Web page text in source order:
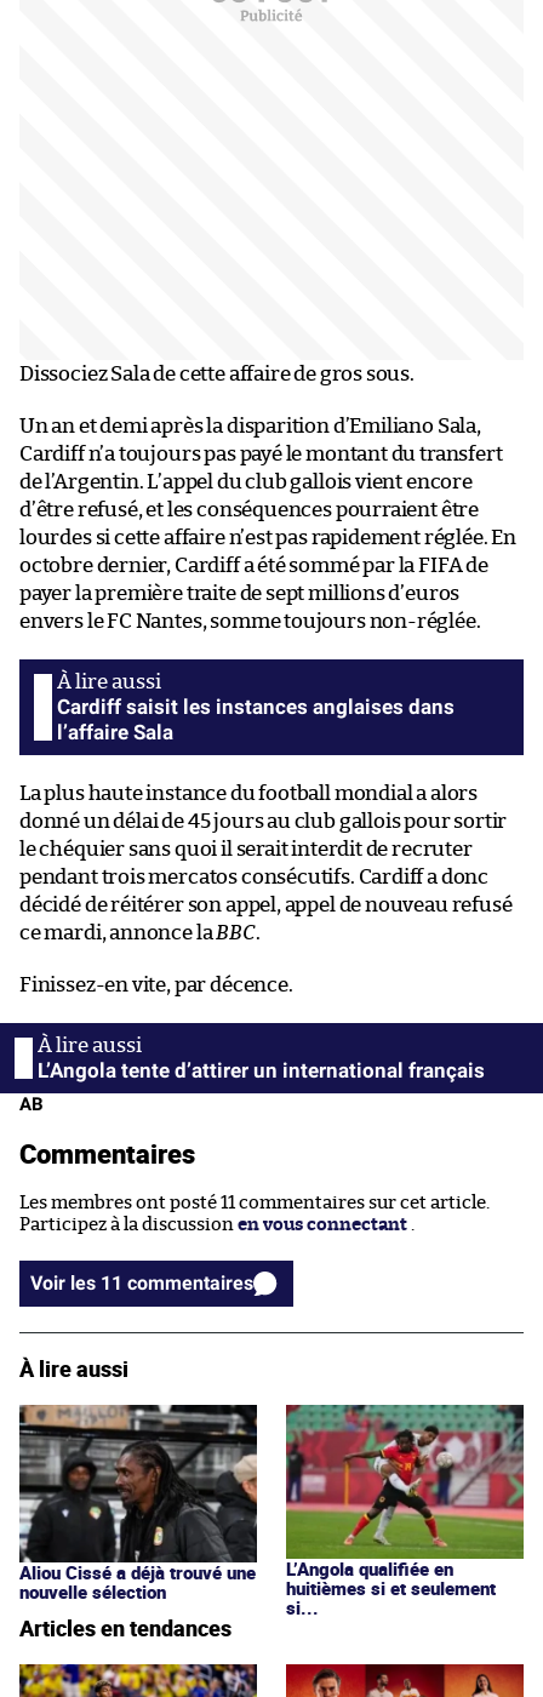
Dissociez Sala de cette affaire de gros sous.
Un an et demi après la disparition d’Emiliano Sala,
Cardiff n’a toujours pas payé le montant du transfert
de l’Argentin. L’appel du club gallois vient encore
d’être refusé, et les conséquences pourraient être
lourdes si cette affaire n’est pas rapidement réglée. En
octobre dernier, Cardiff a été sommé par la FIFA de
payer la première traite de sept millions d’euros
envers le FC Nantes, somme toujours non-réglée.
Cardiff saisit les instances anglaises dans
l’affaire Sala
La plus haute instance du football mondial a alors
donné un délai de 45 jours au club gallois pour sortir
le chéquier sans quoi il serait interdit de recruter
pendant trois mercatos consécutifs. Cardiff a donc
décidé de réitérer son appel, appel de nouveau refusé
ce mardi, annonce la BBC.
Finissez-en vite, par décence.
L’Angola tente d’attirer un international français
AB
Commentaires
Les membres ont posté 11 commentaires sur cet article.
Participez à la discussion en vous connectant
Voir les 11 commentaires
À lire aussi
Aliou Cissé a déjà trouvé une
nouvelle sélection
L’Angola qualifiée en
huitièmes si et seulement
si...
Articles en tendances